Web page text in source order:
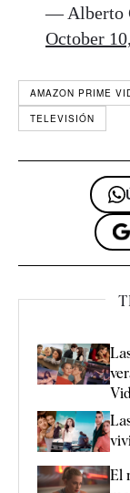
— Alberto
October
AMAZON PRIME
TELEVISIÓN
El